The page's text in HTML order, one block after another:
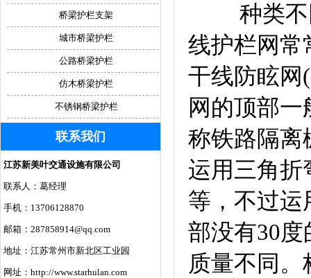
种类不同
线护栏网常
干线防眩网
网的顶部
称铁路隔离
运用三角折
等，不过运
部没有30度
质量不同
桥梁护栏支架
城市桥梁护栏
公路桥梁护栏
仿木桥梁护栏
不锈钢桥梁护栏
联系我们
江苏新美叶交通设施有限公司
联系人：葛经理
手机：13706128870
邮箱：287858914@qq.com
地址：江苏常州市新北区工业园
网址：http://www.starhulan.com